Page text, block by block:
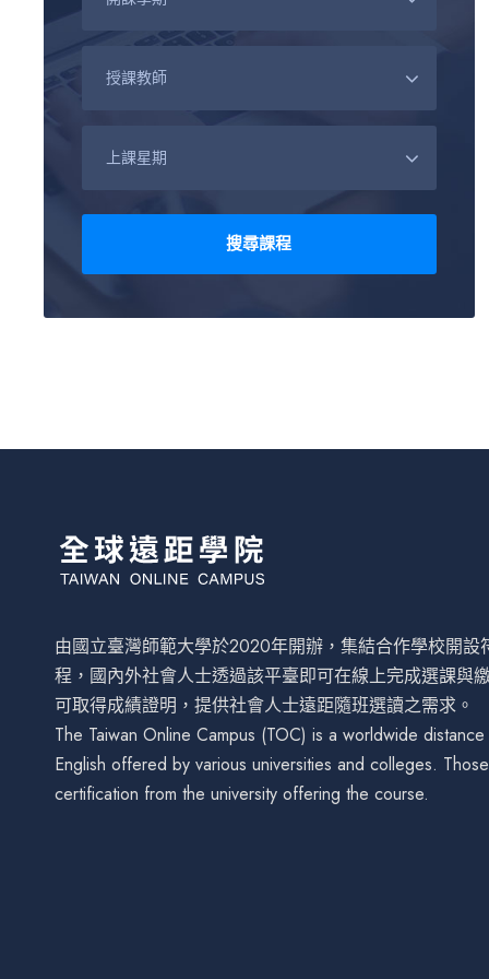
由國立臺灣師範大學於2020年開辦，集結合作學校開
程，國內外社會人士透過該平臺即可在線上完成選課與
可取得成績證明，提供社會人士遠距隨班選讀之需求。
The Taiwan Online Campus (TOC) is a worldwide
English offered by various universities and colleges.
certification from the university offering the course.